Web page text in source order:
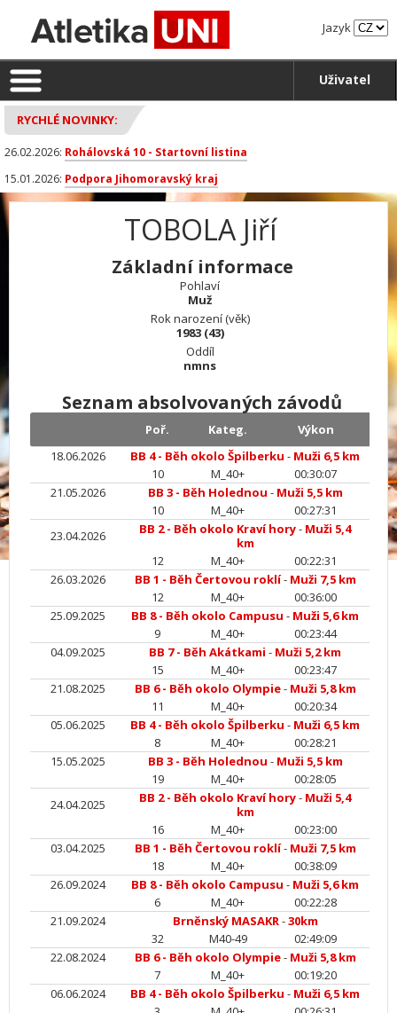
Jazyk
Uživatel
RYCHLÉ NOVINKY:
26.02.2026: Rohálovská 10 - Startovní listina
15.01.2026: Podpora Jihomoravský kraj
TOBOLA Jiří
Základní informace
Pohlaví
Muž
Rok narození (věk)
1983 (43)
Oddíl
nmns
Seznam absolvovaných závodů
Poř. Kateg.
Výkon
18.06.2026
BB 4 - Běh okolo Špilberku - Muži 6,5 km
10
M_40+
00:30:07
21.05.2026
BB 3 - Běh Holednou - Muži 5,5 km
10
M_40+
00:27:31
23.04.2026
BB 2 - Běh okolo Kraví hory- Muži 5,4
km
12
M_40+
00:22:31
26.03.2026
BB 1 - Běh Čertovou roklí- Muži 7,5 km
12
M_40+
00:36:00
25.09.2025
BB 8 - Běh okolo Campusu - Muži 5,6 km
9
M_40+
00:23:44
04.09.2025
BB 7 - Běh Akátkami - Muži 5,2 km
15
M_40+
00:23:47
21.08.2025
BB 6 - Běh okolo Olympie- Muži 5,8 km
11
M_40+
00:20:34
05.06.2025
BB 4 - Běh okolo Špilberku - Muži 6,5 km
8
M_40+
00:28:21
15.05.2025
BB 3 - Běh Holednou - Muži 5,5 km
19
M_40+
00:28:05
24.04.2025
BB 2 - Běh okolo Kraví hory- Muži 5,4
km
16
M_40+
00:23:00
03.04.2025
BB 1 - Běh Čertovou roklí- Muži 7,5 km
18
M_40+
00:38:09
26.09.2024
BB 8 - Běh okolo Campusu - Muži 5,6 km
6
M_40+
00:22:28
21.09.2024
Brněnský MASAKR-30km
32
M40-49
02:49:09
22.08.2024
BB 6 - Běh okolo Olympie- Muži 5,8 km
7
M_40+
00:19:20
06.06.2024
BB 4 - Běh okolo Špilberku - Muži 6,5 km